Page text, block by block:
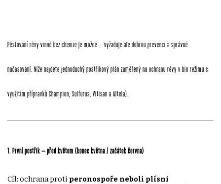
Pěstování révy vinné bez chemie je možné – vyžaduje ale dobrou prevenci a správné
načasování. Níže najdete jednoduchý postřikový plán zaměřený na ochranu révy v bio režimu s
využitím přípravků Champion, Sulfurus, Vitisan a Altela).
1. První postřik – před květem (konec května / začátek června)
Cíl: ochrana proti peronospoře neboli plísni